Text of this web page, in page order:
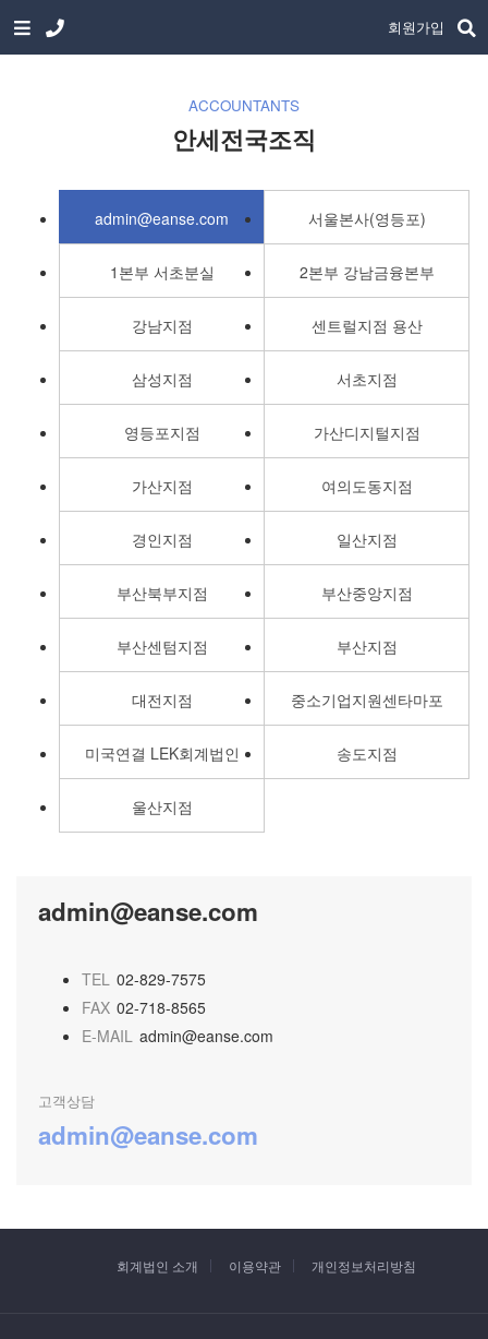
회원가입
ACCOUNTANTS
안세전국조직
admin@eanse.com 서울본사(영등포)
1본부 서초분실 2본부 강남금융본부
강남지점 센트럴지점 용산
삼성지점 서초지점
영등포지점 가산디지털지점
가산지점 여의도동지점
경인지점 일산지점
부산북부지점 부산중앙지점
부산센텀지점 부산지점
대전지점 중소기업지원센타마포
미국연결 LEK회계법인 송도지점
울산지점
admin@eanse.com
TEL 02-829-7575
FAX 02-718-8565
E-MAIL admin@eanse.com
고객상담
admin@eanse.com
회계법인 소개 이용약관 개인정보처리방침